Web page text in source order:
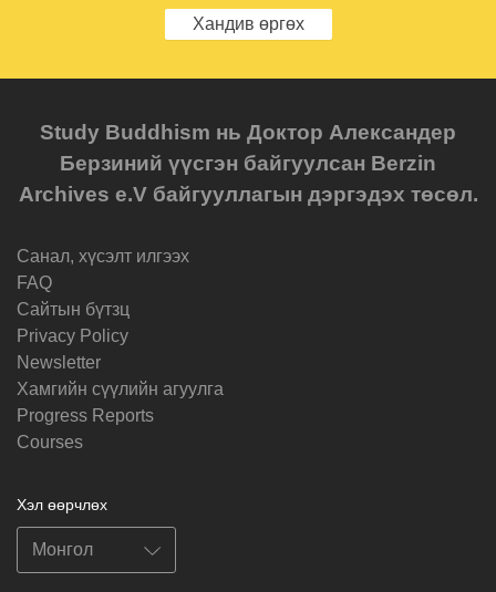
Хандив өргөх
Study Buddhism нь Доктор Александер
Берзиний үүсгэн байгуулсан Berzin
Archives e.V байгууллагын дэргэдэх төсөл.
Санал, хүсэлт илгээх
FAQ
Cайтын бүтзц
Privacy Policy
Newsletter
Хамгийн сүүлийн агуулга
Progress Reports
Courses
Хэл өөрчлөх